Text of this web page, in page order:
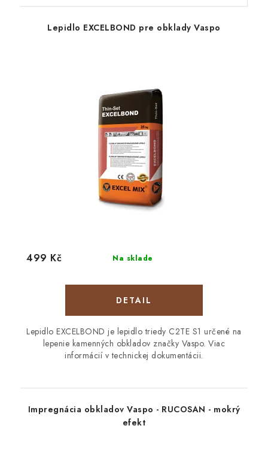
Lepidlo EXCELBOND pre obklady Vaspo
Na sklade
499 Kč
DETAIL
Lepidlo EXCELBOND je lepidlo triedy C2TE S1 určené na
lepenie kamenných obkladov značky Vaspo. Viac
informácií v technickej dokumentácii.
Impregnácia obkladov Vaspo - RUCOSAN - mokrý
efekt